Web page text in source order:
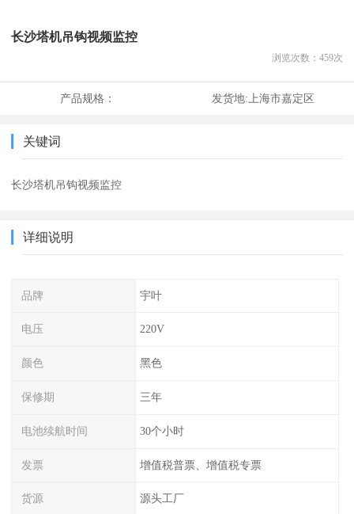
长沙塔机吊钩视频监控
浏览次数： 459次
产品规格： 发货地:上海市嘉定区
关键词
长沙塔机吊钩视频监控
详细说明
品牌 宇叶
电压 220V
颜色 黑色
保修期 三年
电池续航时间 30个小时
发票 增值税普票、增值税专票
货源 源头工厂